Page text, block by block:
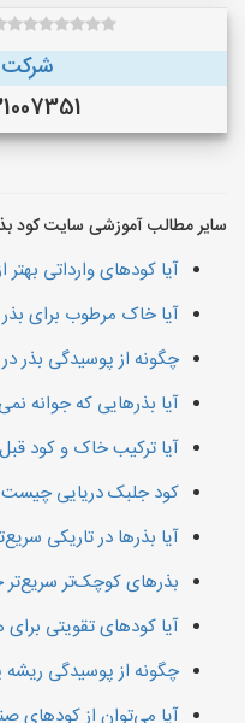
شرکت
09131007351
سایر مطالب آموزشی سایت کود
آیا کودهای وارداتی
آیا خاک مرطوب برای
چگونه از پوسیدگی بذر
آیا بذرهایی که جوانه
آیا ترکیب خاک و کود
کود جلبک دریایی چیست
آیا بذرها در تاریکی
بذرهای کوچک‌تر سریع‌تر
آیا کودهای تقویتی
چگونه از پوسیدگی
آیا می‌توان از کودهای